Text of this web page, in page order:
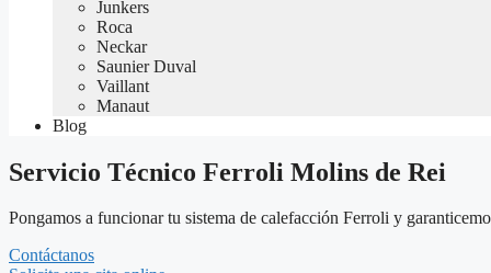
Junkers
Roca
Neckar
Saunier Duval
Vaillant
Manaut
Blog
Servicio Técnico Ferroli Molins de Rei
Pongamos a funcionar tu sistema de calefacción Ferroli y
Contáctanos